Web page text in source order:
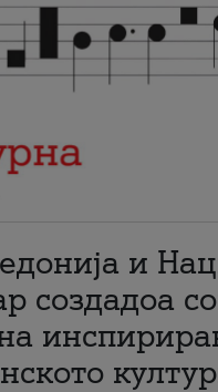
и
создадоа